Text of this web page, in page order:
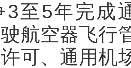
3至5年完成
驶航空器飞
可、通用机